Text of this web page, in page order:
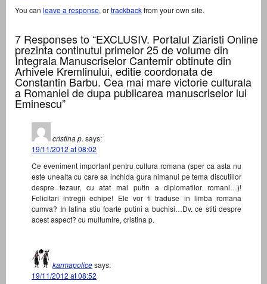
You can leave a response, ortrackbackfrom your own site.
7 Responses to “EXCLUSIV. Portalul Ziaristi Online
prezinta continutul primelor 25 de volume din
Integrala Manuscriselor Cantemir obtinute din
Arhivele Kremlinului, editie coordonata de
Constantin Barbu. Cea mai mare victorie culturala
a Romaniei de dupa publicarea manuscriselor lui
Eminescu”
cristina p. says:
19/11/2012 at 08:02
Ce eveniment important pentru cultura romana (sper ca asta nu
este unealta cu care sa inchida gura nimanui pe tema discutiilor
despre tezaur, cu atat mai putin a diplomatilor romani…)!
Felicitari intregii echipe! Ele vor fi traduse in limba romana
cumva? In latina stiu foarte putini a buchisi…Dv. ce stiti despre
acest aspect? cu multumire, cristina p.
karmapolicesays:
19/11/2012 at 08:52